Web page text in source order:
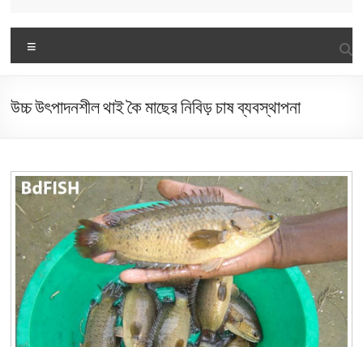
উচ্চ উৎপাদনশীল থাই কৈ মাছের নিবিড় চাষ ব্যবস্থাপনা